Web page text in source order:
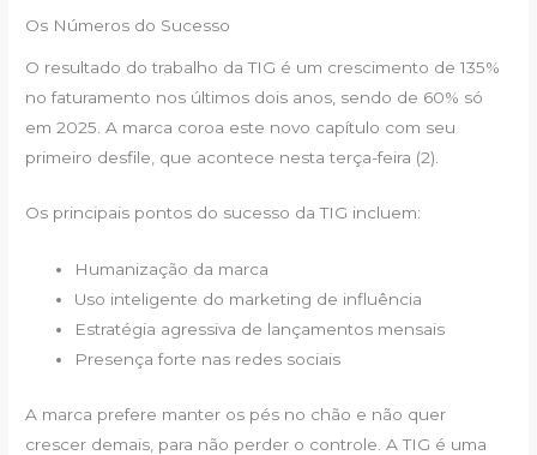
Os Números do Sucesso
O resultado do trabalho da TIG é um crescimento de 135%
no faturamento nos últimos dois anos, sendo de 60% só
em 2025. A marca coroa este novo capítulo com seu
primeiro desfile, que acontece nesta terça-feira (2).
Os principais pontos do sucesso da TIG incluem:
Humanização da marca
Uso inteligente do marketing de influência
Estratégia agressiva de lançamentos mensais
Presença forte nas redes sociais
A marca prefere manter os pés no chão e não quer
crescer demais, para não perder o controle. A TIG é uma